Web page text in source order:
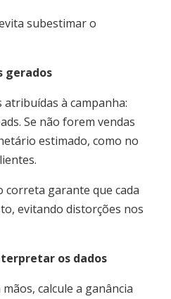
subestimar o
gerados
atribuídas à campanha:
Se não forem vendas
estimado, como no
correta garante que cada
evitando distorções nos
os dados
calcule a ganância